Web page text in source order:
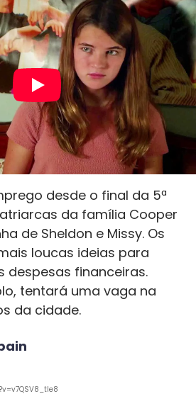
desde o final da 5ª
da família Cooper
de Sheldon e Missy. Os
loucas ideias para
despesas financeiras.
tentará uma vaga na
da cidade.